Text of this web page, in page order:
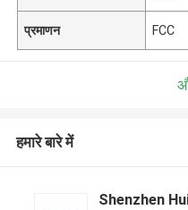
प्रमाणन FCC
हमारे बारे में
Shenzhen